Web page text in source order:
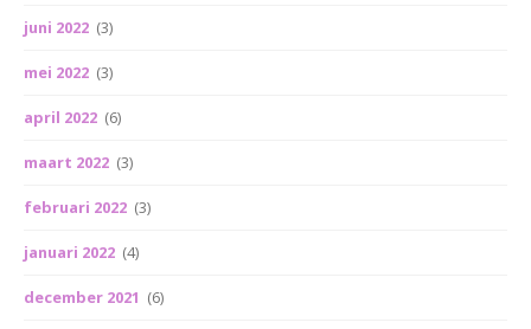
juni 2022 (3)
mei 2022 (3)
april 2022 (6)
maart 2022 (3)
februari 2022 (3)
januari 2022 (4)
december 2021 (6)